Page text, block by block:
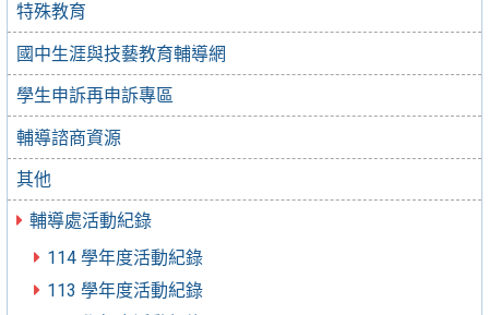
特殊教育
國中生涯與技藝教育輔導網
學生申訴再申訴專區
輔導諮商資源
其他
輔導處活動紀錄
114 學年度活動紀錄
113 學年度活動紀錄